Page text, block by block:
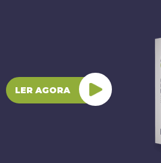
LER AGORA